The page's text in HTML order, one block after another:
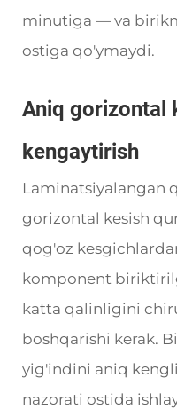
minutiga — va
ostiga qo'ymaydi.
Aniq gorizontal
kengaytirish
Laminatsiyalangan
gorizontal kesish
qog'oz
komponent
katta qalinligini
boshqarishi kerak.
yig'indini aniq
nazorati ostida